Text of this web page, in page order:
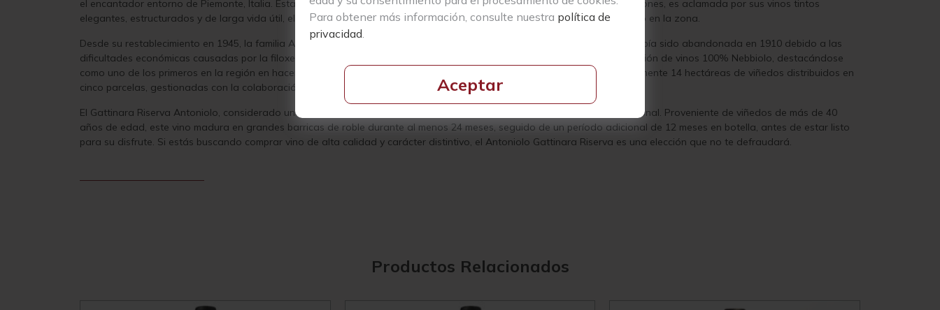
Para obtener más información, consulte nuestra política de
privacidad
Aceptar
el encantador entorno de Piemonte, Italia. Esta bodega familiar, arraigada en la región de Gattinara desde hace generaciones, es aclamada por sus vinos tintos
elegantes, estructurados y de larga vida útil, elaborados con la variedad de uva Spanna, también conocida como Nebbiolo en la zona.
Desde su restablecimiento en 1945, la familia Antoniolo ha llevado adelante la tradición vinícola, reviviendo la finca que había sido abandonada en 1910 debido a las
dificultades económicas causadas por la filoxera. A lo largo de los años, han mantenido un enfoque pionero en la producción de vinos 100% Nebbiolo, destacándose
como uno de los primeros en la región en hacerlo. Bajo la dirección actual de Rosanna Antoniolo, la finca cultiva orgánicamente 14 hectáreas de viñedos distribuidos en
cinco parcelas, gestionadas con la colaboración de su hija Lorella y su hijo Alberto.
El Gattinara Riserva Antoniolo, considerado uno de los tesoros del norte de Piemonte, se distingue por su calidad excepcional. Proveniente de viñedos de más de 40
años de edad, este vino madura en grandes barricas de roble durante al menos 24 meses, seguido de un período adicional de 12 meses en botella, antes de estar listo
para su disfrute. Si estás buscando comprar vino de alta calidad y carácter distintivo, el Antoniolo Gattinara Riserva es una elección que no te defraudará.
Productos Relacionados